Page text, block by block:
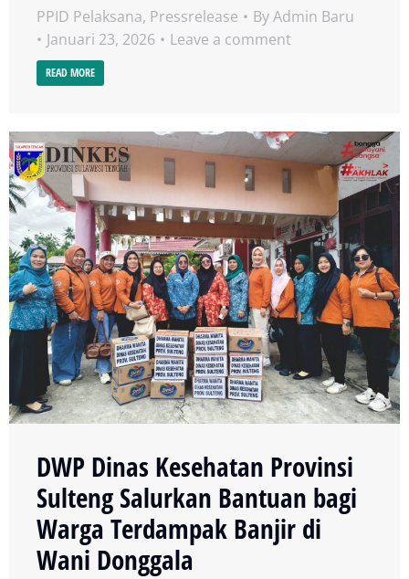
PPID Pelaksana, Pressrelease ByAdmin Baru
Januari 23, 2026
Leave a comment
READ MORE
DWP Dinas Kesehatan Provinsi
Sulteng Salurkan Bantuan bagi
Warga Terdampak Banjir di
Wani Donggala